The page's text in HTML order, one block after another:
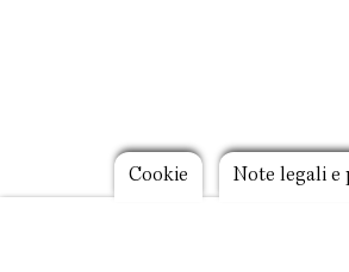
Footer
Cookie Note legali e